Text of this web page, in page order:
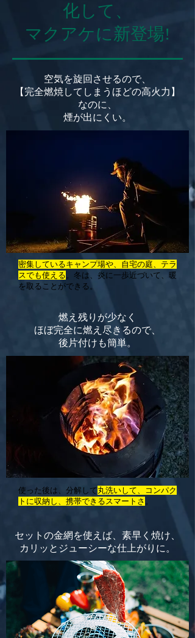
化して、
マクアケに新登場!
空気を旋回させるので、
【完全燃焼してしまうほどの高火力】
なのに、
煙が出にくい。
密集しているキャンプ場や、自宅の庭、テラ
スでも使える。冬は、炎に一歩近づいて、暖
を取ることができる。
燃え残りが少なく
ほぼ完全に燃え尽きるので、
後片付けも簡単。
使った後は、分解して 丸洗いして、コンパク
トに収納し、携帯できるスマートさ 。
セットの金網を使えば、素早く焼け、
カリッとジューシーな仕上がりに。